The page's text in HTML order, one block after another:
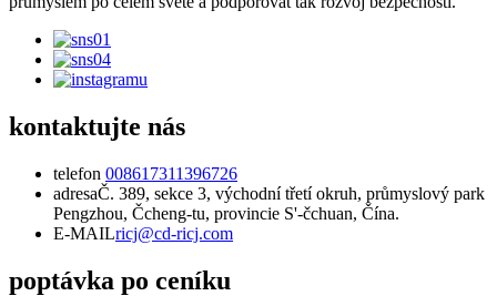
kontaktujte nás
telefon 008617311396726
adresaČ. 389, sekce 3, východní třetí okruh, průmyslový park
Pengzhou, Čcheng-tu, provincie S'-čchuan, Čína.
E-MAILricj@cd-ricj.com
poptávka po ceníku